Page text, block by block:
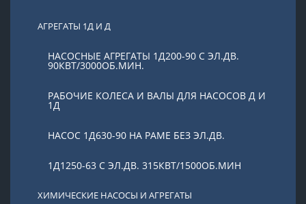
АГРЕГАТЫ 1Д И Д
НАСОСНЫЕ АГРЕГАТЫ 1Д200-90 С ЭЛ.ДВ.
90КВТ/3000ОБ.МИН.
РАБОЧИЕ КОЛЕСА И ВАЛЫ ДЛЯ НАСОСОВ Д И
1Д
НАСОС 1Д630-90 НА РАМЕ БЕЗ ЭЛ.ДВ.
1Д1250-63 С ЭЛ.ДВ. 315КВТ/1500ОБ.МИН
ХИМИЧЕСКИЕ НАСОСЫ И АГРЕГАТЫ